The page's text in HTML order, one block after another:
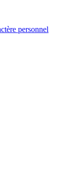
personnel